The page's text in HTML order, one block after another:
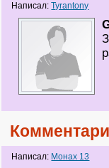
Написал:Tyrantony
Написал: Монах 13